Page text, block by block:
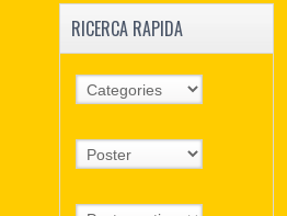
RICERCA RAPIDA